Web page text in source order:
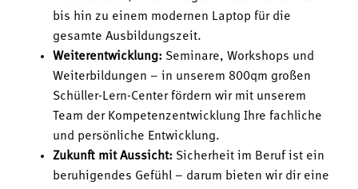
bis hin zu einem modernen Laptop für die
gesamte Ausbildungszeit.
Weiterentwicklung: Seminare, Workshops und
Weiterbildungen – in unserem 800qm großen
Schüller-Lern-Center fördern wir mit unserem
Team der Kompetenzentwicklung Ihre fachliche
und persönliche Entwicklung.
Zukunft mit Aussicht: Sicherheit im Beruf ist ein
beruhigendes Gefühl – darum bieten wir dir eine